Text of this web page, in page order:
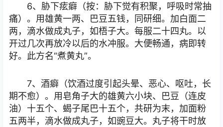
6、胁下痃癖（按：胁下觉有积聚，呼吸时常抽
痛）。用雄黄一两、巴豆五钱，同研细。加白面二
两，滴水做成丸子，如梧子大。每服二十四丸。以
开过几次再放冷以后的水冲服。大便畅通，病即转
好。此方名“煮黄丸”。
7、酒癖（饮酒过度引起头晕、恶心、呕吐，长
期不愈）。用皂角子大的雄黄六小块、巴豆（连皮
油）十五个、蝎子尾巴十五个，共研为末，加面粉
五两半，滴水做成丸子，如豌豆大。丸子将干时放